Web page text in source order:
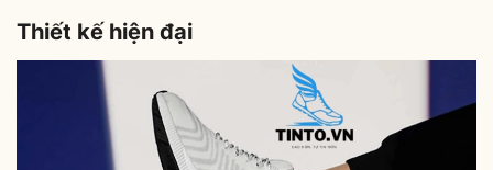
Thiết kế hiện đại